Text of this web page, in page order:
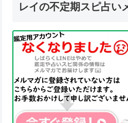
レイの不定期スピ占い